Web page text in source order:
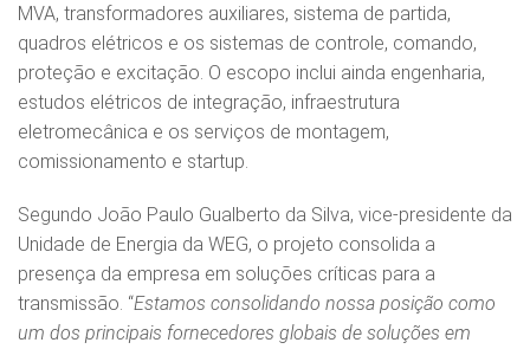
MVA, transformadores auxiliares, sistema de partida,
quadros elétricos e os sistemas de controle, comando,
proteção e excitação. O escopo inclui ainda engenharia,
estudos elétricos de integração, infraestrutura
eletromecânica e os serviços de montagem,
comissionamento e startup.
Segundo João Paulo Gualberto da Silva, vice-presidente da
Unidade de Energia da WEG, o projeto consolida a
presença da empresa em soluções críticas para a
transmissão. “Estamos consolidando nossa posição como
um dos principais fornecedores globais de soluções em